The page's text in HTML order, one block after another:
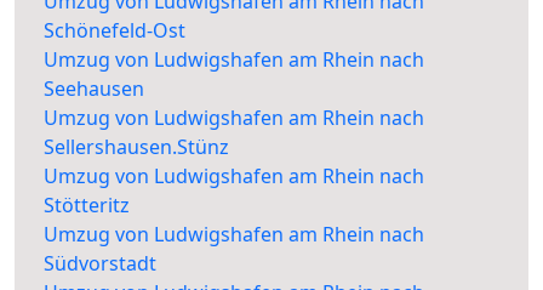
Schönefeld-Ost
Umzug von Ludwigshafen am Rhein nach
Seehausen
Umzug von Ludwigshafen am Rhein nach
Sellershausen.Stünz
Umzug von Ludwigshafen am Rhein nach
Stötteritz
Umzug von Ludwigshafen am Rhein nach
Südvorstadt